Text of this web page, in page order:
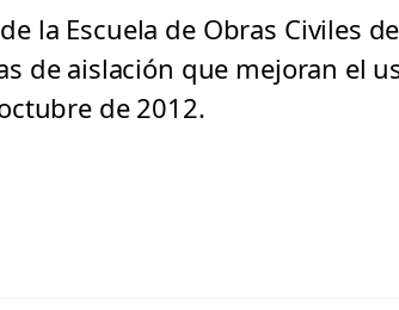
la Escuela de Obras Civiles
de aislación que mejoran el
de 2012.